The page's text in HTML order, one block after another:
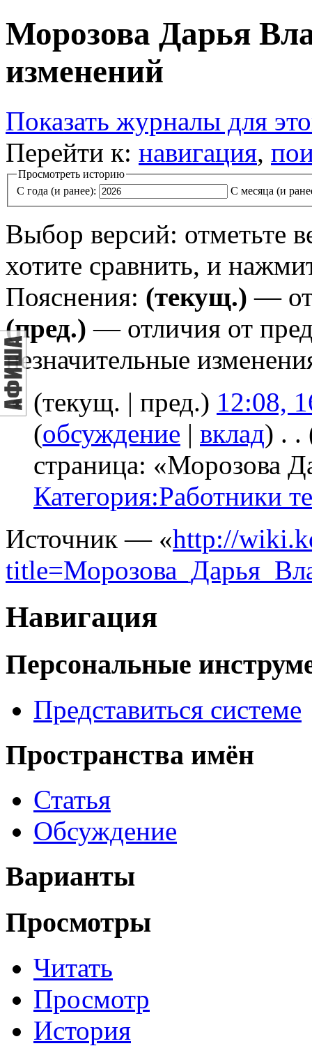
Морозова Дарья
изменений
Показать журналы для
Перейти к: навигация,
Просмотреть историю
С года (и ранее):
С месяца (и
Выбор версий: отметьте
хотите сравнить, и
Пояснения: (текущ.) —
(пред.) — отличия от
незначительные
(текущ. | пред.) 12:08,
(обсуждение | вклад) . .
страница: «Морозова
Категория:Работники
Источник — «http://
Навигация
Персональные
Представиться системе
Пространства имён
Статья
Обсуждение
Варианты
Просмотры
Читать
Просмотр
История